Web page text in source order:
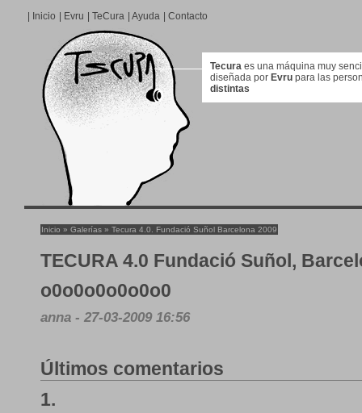
Inicio Evru TeCura Ayuda Contacto
Tecura es una máquina muy
diseñada por Evru para las
distintas
Inicio » Galerías » Tecura 4.0. Fundació Suñol Barcelona 2009
TECURA 4.0 Fundació Suñol,
o0o0o0o0o0o0
anna - 27-03-2009 16:56
Últimos comentarios
1.